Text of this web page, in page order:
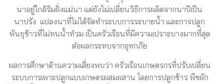
นาอยูํใกล้ริมฝั่งแม่นา แต่ยังไม่เปลี่ยนวิธีการผลิตจากนาปีเป็น
นาปรัง แปลงนาที่ไม่ได้จัดทําระบบการระบายน้ำ และการปลูก
พันธุข้าวที่ไม่ทนน้ำทํวม เป็นครัวเรือนที่มีความเปราะบางมากที่สุด
ตํอผลกระทบจากอุทกภัย
ผลการศึกษาด้านความเสี่ยงพบว่า ครัวเรือนเกษตรกรที่ปรับเปลี่ยน
ระบบการเพาะปลูกแบบเกษตรผสมผสาน โดยการปลูกข้าว พืชผัก